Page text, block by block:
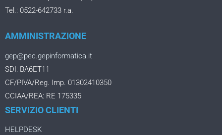
Tel.: 0522-642733 r.a.
AMMINISTRAZIONE
gep@pec.gepinformatica.it
SDI: BA6ET11
CF/PIVA/Reg. Imp. 01302410350
CCIAA/REA: RE 175335
SERVIZIO CLIENTI
HELPDESK